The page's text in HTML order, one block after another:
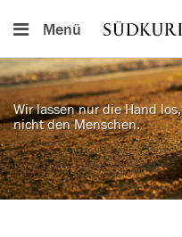
Menü
Wir lassen nur die Hand los,
nicht den Menschen.